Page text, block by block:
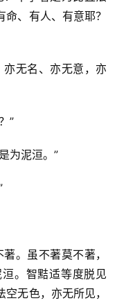
、有人、有意耶？
无名、亦无意，亦
”
为泥洹。”
。虽不著莫不著，
。智黠适等度脱见
无色，亦无所见，